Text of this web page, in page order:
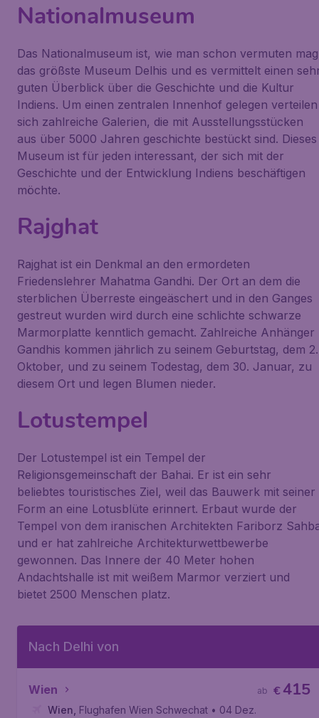
Nationalmuseum
Das Nationalmuseum ist, wie man schon vermuten
das größste Museum Delhis und es vermittelt einen
guten Überblick über die Geschichte und die Kultur
Indiens. Um einen zentralen Innenhof gelegen verteilen
sich zahlreiche Galerien, die mit Ausstellungsstücken
aus über 5000 Jahren geschichte bestückt sind. Dieses
Museum ist für jeden interessant, der sich mit der
Geschichte und der Entwicklung Indiens beschäftigen
möchte.
Rajghat
Rajghat ist ein Denkmal an den ermordeten
Friedenslehrer Mahatma Gandhi. Der Ort an dem die
sterblichen Überreste eingeäschert und in den Ganges
gestreut wurden wird durch eine schlichte schwarze
Marmorplatte kenntlich gemacht. Zahlreiche Anhänger
Gandhis kommen jährlich zu seinem Geburtstag, dem 2.
Oktober, und zu seinem Todestag, dem 30. Januar, zu
diesem Ort und legen Blumen nieder.
Lotustempel
Der Lotustempel ist ein Tempel der
Religionsgemeinschaft der Bahai. Er ist ein sehr
beliebtes touristisches Ziel, weil das Bauwerk mit seiner
Form an eine Lotusblüte erinnert. Erbaut wurde der
Tempel von dem iranischen Architekten Fariborz
und er hat zahlreiche Architekturwettbewerbe
gewonnen. Das Innere der 40 Meter hohen
Andachtshalle ist mit weißem Marmor verziert und
bietet 2500 Menschen platz.
Nach Delhi von
Wien €415
ab
Wien Flughafen Wien Schwechat • 04 Dez.